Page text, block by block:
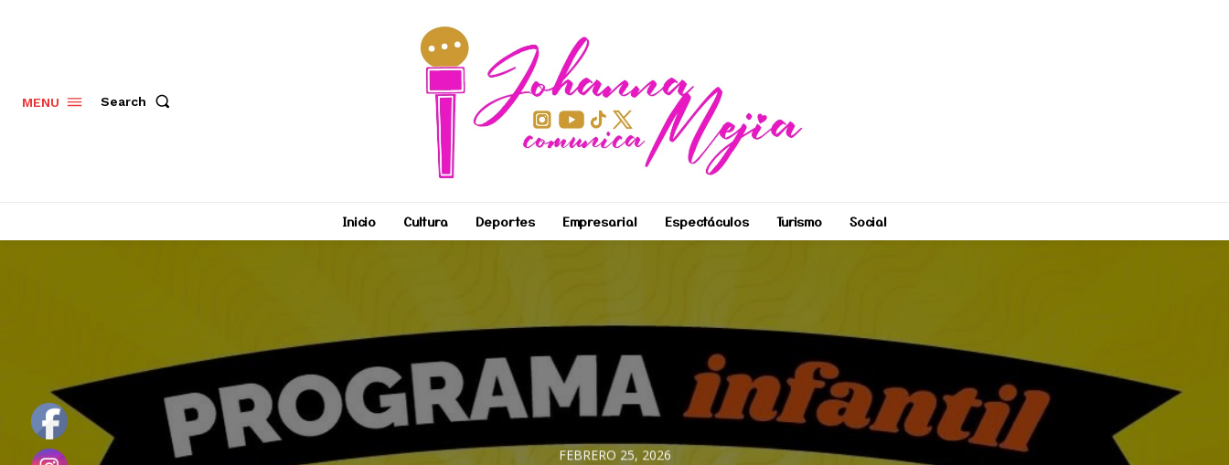
MENU Search
Inicio Cultura Deportes Empresarial Espectáculos Turismo Social
FEBRERO 25, 2026